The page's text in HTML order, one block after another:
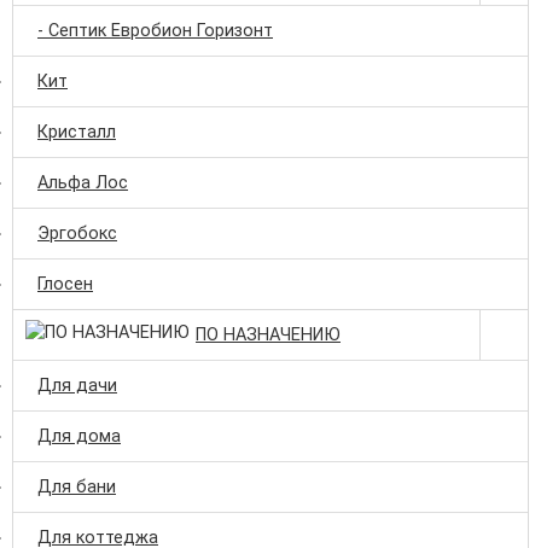
- Септик Евробион Горизонт
Кит
Кристалл
Альфа Лос
Эргобокс
Глосен
ПО НАЗНАЧЕНИЮ
Для дачи
Для дома
Для бани
Для коттеджа